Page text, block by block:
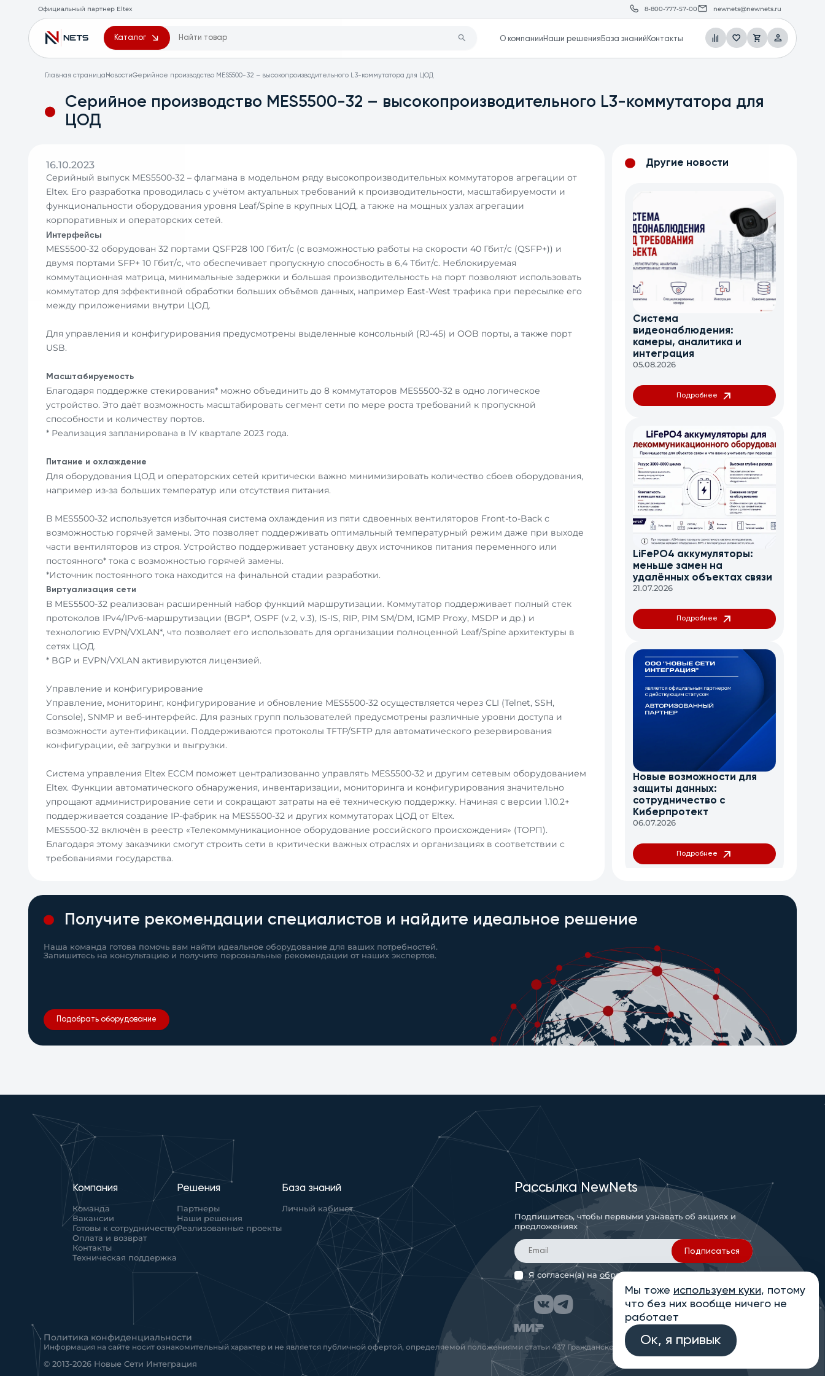
Официальный партнер Eltex 8-800-777-57-00 newnets@newnets.ru
Каталог О компании Наши решения База знаний Контакты
Главная страницаНовостиСерийное производство MES5500-32 – высокопроизводительного L3-коммутатора для ЦОД
Серийное производство MES5500-32 – высокопроизводительного L3-коммутатора для
ЦОД
16.10.2023
Серийный выпуск MES5500-32 – флагмана в модельном ряду высокопроизводительных коммутаторов агрегации от
Eltex. Его разработка проводилась с учётом актуальных требований к производительности, масштабируемости и
функциональности оборудования уровня Leaf/Spine в крупных ЦОД, а также на мощных узлах агрегации
корпоративных и операторских сетей.
Интерфейсы
MES5500-32 оборудован 32 портами QSFP28 100 Гбит/с (с возможностью работы на скорости 40 Гбит/c (QSFP+)) и
двумя портами SFP+ 10 Гбит/c, что обеспечивает пропускную способность в 6,4 Тбит/с. Неблокируемая
коммутационная матрица, минимальные задержки и большая производительность на порт позволяют использовать
коммутатор для эффективной обработки больших объёмов данных, например East-West трафика при пересылке его
между приложениями внутри ЦОД.
Для управления и конфигурирования предусмотрены выделенные консольный (RJ-45) и OOB порты, а также порт
USB.
Масштабируемость
Благодаря поддержке стекирования* можно объединить до 8 коммутаторов MES5500-32 в одно логическое
устройство. Это даёт возможность масштабировать сегмент сети по мере роста требований к пропускной
способности и количеству портов.
* Реализация запланирована в IV квартале 2023 года.
Питание и охлаждение
Для оборудования ЦОД и операторских сетей критически важно минимизировать количество сбоев оборудования,
например из-за больших температур или отсутствия питания.
В MES5500-32 используется избыточная система охлаждения из пяти сдвоенных вентиляторов Front-to-Back с
возможностью горячей замены. Это позволяет поддерживать оптимальный температурный режим даже при выходе
части вентиляторов из строя. Устройство поддерживает установку двух источников питания переменного или
постоянного* тока с возможностью горячей замены.
*Источник постоянного тока находится на финальной стадии разработки.
Виртуализация сети
В MES5500-32 реализован расширенный набор функций маршрутизации. Коммутатор поддерживает полный стек
протоколов IPv4/IPv6-маршрутизации (BGP*, OSPF (v.2, v.3), IS-IS, RIP, PIM SM/DM, IGMP Proxy, MSDP и др.) и
технологию EVPN/VXLAN*, что позволяет его использовать для организации полноценной Leaf/Spine архитектуры в
сетях ЦОД.
* BGP и EVPN/VXLAN активируются лицензией.
Управление и конфигурирование
Управление, мониторинг, конфигурирование и обновление MES5500-32 осуществляется через CLI (Telnet, SSH,
Console), SNMP и веб-интерфейс. Для разных групп пользователей предусмотрены различные уровни доступа и
возможности аутентификации. Поддерживаются протоколы TFTP/SFTP для автоматического резервирования
конфигурации, её загрузки и выгрузки.
Система управления Eltex ECCM поможет централизованно управлять MES5500-32 и другим сетевым оборудованием
Eltex. Функции автоматического обнаружения, инвентаризации, мониторинга и конфигурирования значительно
упрощают администрирование сети и сокращают затраты на её техническую поддержку. Начиная с версии 1.10.2+
поддерживается создание IP-фабрик на MES5500-32 и других коммутаторах ЦОД от Eltex.
MES5500-32 включён в реестр «Телекоммуникационное оборудование российского происхождения» (ТОРП).
Благодаря этому заказчики смогут строить сети в критически важных отраслях и организациях в соответствии с
требованиями государства.
Другие новости
Система
видеонаблюдения:
камеры, аналитика и
интеграция
05.08.2026
Подробнее
LiFePO4 аккумуляторы:
меньше замен на
удалённых объектах связи
21.07.2026
Подробнее
Новые возможности для
защиты данных:
сотрудничество с
Киберпротект
06.07.2026
Подробнее
AGM, GEL, LiFePO4 и Na-
ion: какую аккумуляторную
технологию выбрать для
ИБП и объектов связи
Новый класс оборудования
Eltex: консольный сервер
SCS-32 доступен для
25.06.2026
Подробнее
Получите рекомендации специалистов и найдите идеальное решение
Наша команда готова помочь вам найти идеальное оборудование для ваших потребностей.
Запишитесь на консультацию и получите персональные рекомендации от наших экспертов.
Подобрать оборудование
Компания
Команда
Вакансии
Готовы к сотрудничеству
Оплата и возврат
Контакты
Техническая поддержка
Решения
Партнеры
Наши решения
Реализованные проекты
База знаний
Личный кабинет
Рассылка NewNets
Подпишитесь, чтобы первыми узнавать об акциях и
предложениях
Подписаться
Я согласен(а) на обработку персональных данных
Политика конфиденциальности
Информация на сайте носит ознакомительный характер и не является публичной офертой, определяемой положениями статьи 437 Гражданского кодекса РФ
© 2013-2026 Новые Сети Интеграция
Мы тоже используем куки, потому
что без них вообще ничего не
работает
Ок, я привык